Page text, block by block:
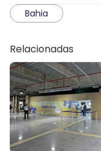
Bahia
Relacionadas